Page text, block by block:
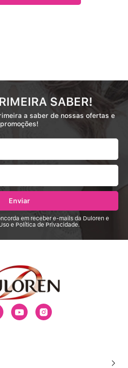
SABER!
a saber de nossas ofertas e
promoções!
Enviar
em receber e-mails da Duloren e
e Política de Privacidade.